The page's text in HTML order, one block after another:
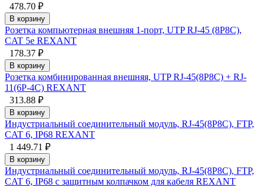
478.70 ₽
В корзину
Рoзетка компьютерная внешняя 1-порт, UTP RJ-45 (8P8C),
CAT 5e REXANT
178.37 ₽
В корзину
Розетка комбинированная внешняя, UTP RJ-45(8P8C) + RJ-
11(6P-4C) REXANT
313.88 ₽
В корзину
Индустриальный соединительный модуль, RJ-45(8P8C), FTP,
CAT 6, IP68 REXANT
1 449.71 ₽
В корзину
Индустриальный соединительный модуль, RJ-45(8P8C), FTP,
CAT 6, IP68 с защитным колпачком для кабеля REXANT